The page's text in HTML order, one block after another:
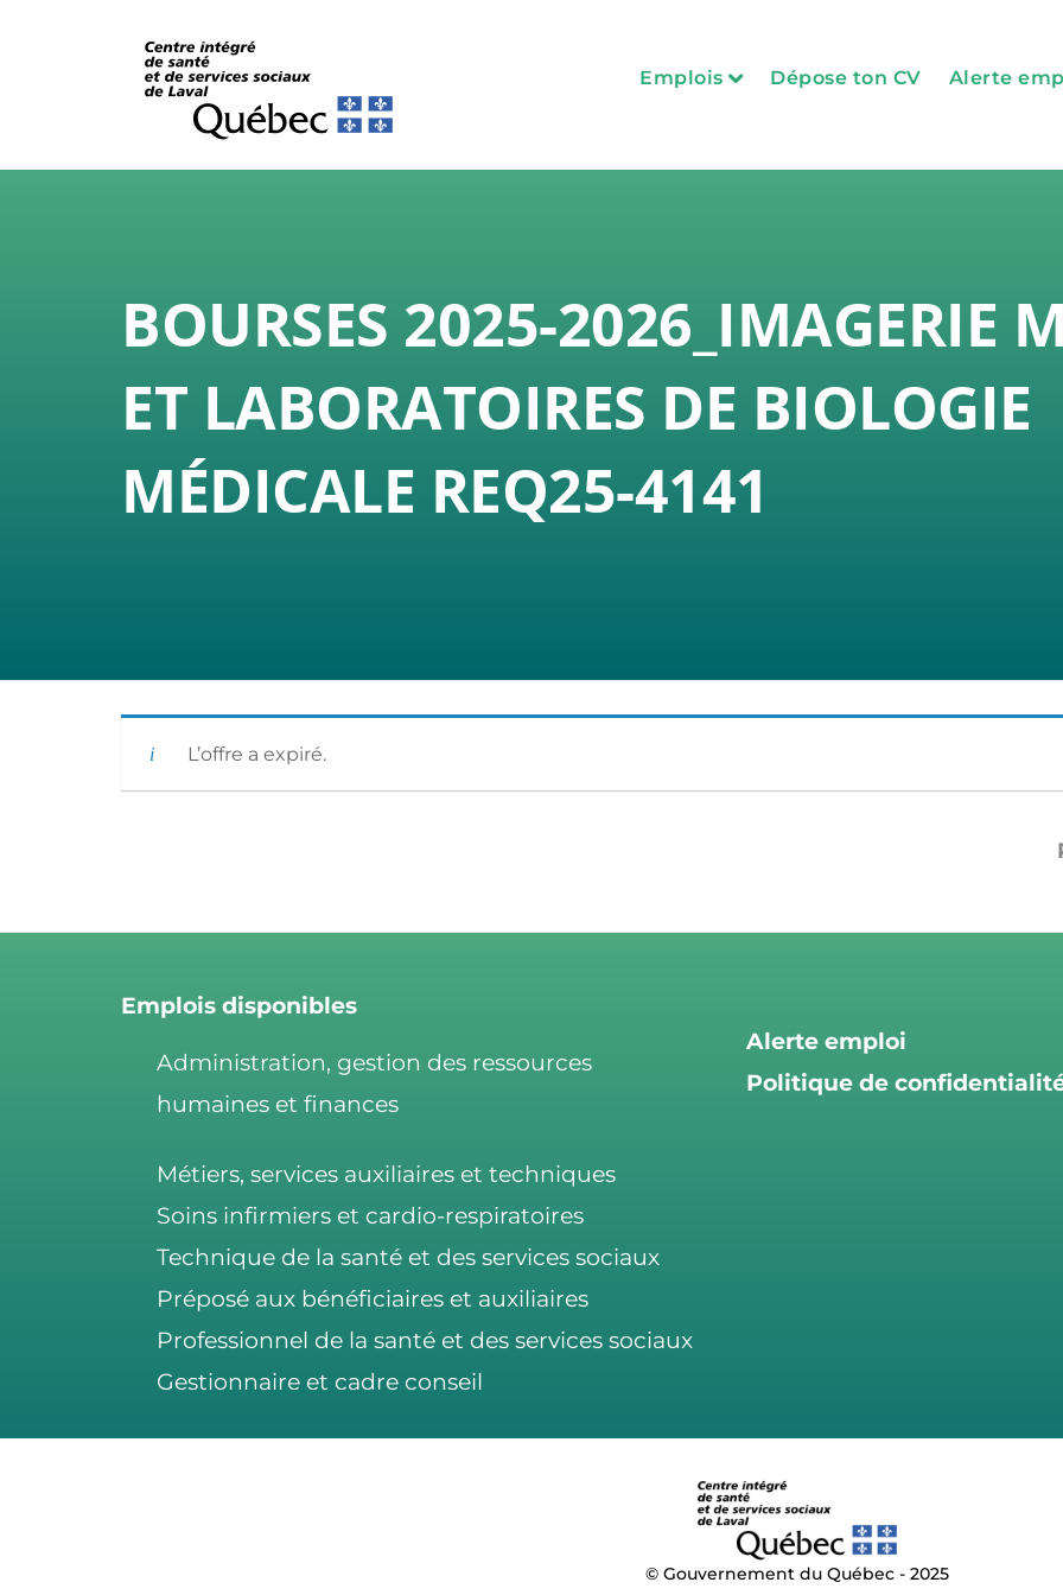
Emplois
Professionnel de la santé et des services
Préposé aux bénéficiaires et auxiliaires
Gestionnaire et cadre conseil
Dépose ton CV Alerte
BOURSES 2025-2026_IMAGERIE
ET LABORATOIRES DE BIOLOGIE
MÉDICALE REQ25-4141
L’offre a expiré.
Emplois disponibles
Administration, gestion des ressources
humaines et finances
Métiers, services auxiliaires et techniques
Soins infirmiers et cardio-respiratoires
Technique de la santé et des services sociaux
Préposé aux bénéficiaires et auxiliaires
Professionnel de la santé et des services sociaux
Gestionnaire et cadre conseil
Alerte emploi
Politique de